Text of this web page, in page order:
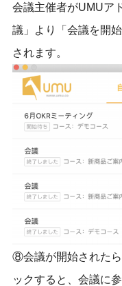
会議主催者がUMUア
議」より「会議を開
されます。
⑧会議が開始された
ックすると、会議に